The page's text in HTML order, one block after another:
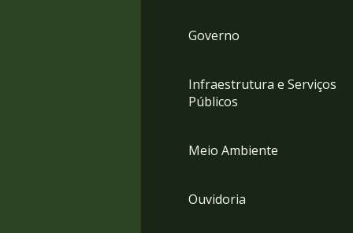
Governo
Infraestrutura e Serviços
Públicos
Meio Ambiente
Ouvidoria